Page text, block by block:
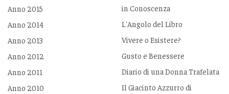
Anno 2015
Anno 2014
Anno 2013
Anno 2012
Anno 2011
Anno 2010
in Conoscenza
L'Angolo del Libro
Vivere o Esistere?
Gusto e Benessere
Diario di una Donna Trafelata
Il Giacinto Azzurro di